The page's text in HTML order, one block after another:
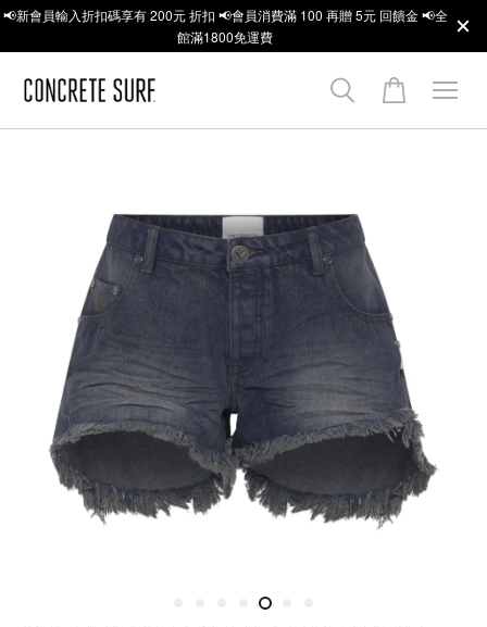
📢新會員輸入折扣碼享有 200元 折扣 📢會員消費滿 100 再贈 5元 回饋金 📢全
館滿1800免運費